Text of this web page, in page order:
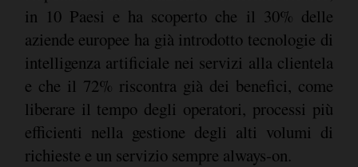
in 10 Paesi e ha scoperto che il 30% delle
aziende europee ha già introdotto tecnologie di
intelligenza artificiale nei servizi alla clientela
e che il 72% riscontra già dei benefici, come
liberare il tempo degli operatori, processi più
efficienti nella gestione degli alti volumi di
richieste e un servizio sempre always-on.